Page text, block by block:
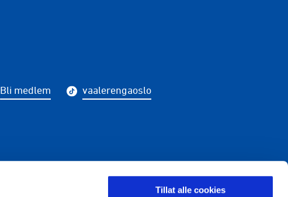
Tillat alle cookies
Bli medlem vaalerengaoslo